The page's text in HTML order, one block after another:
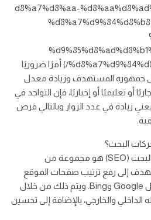
d8%a7%d8%aa-
%d8%a7%d9%84%d8%a8%d8%ad%d8%ab-se/) أمرًا ضروريًا
جمهوره المستهدف وزيادة معدل
أو تعليميًا أو إخباريًا، فإن التواجد في
زيادة في عدد الزوار وبالتالي فرص
البحث؟
تحسين الظهور في محركات البحث (SEO) هو مجموعة من
تهدف إلى رفع ترتيب صفحات الموقع
ضمن نتائج محركات البحث مثل Google وBing. ويتم ذلك من خلال
والخارجي، بالإضافة إلى تحسين